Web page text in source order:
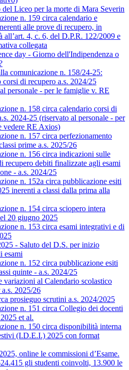
Liceo per la morte di Mara Severin
n. 159 circa calendario e
alle prove di recupero, in
all’art. 4, c. 6, del D.P.R. 122/2009 e
collegata
day - Giorno dell'Indipendenza o
comunicazione n. 158/24-25:
corsi di recupero a.s. 2024/25
personale - per le famiglie v. RE
n. 158 circa calendario corsi di
2024-25 (riservato al personale - per
vedere RE Axios)
n. 157 circa perfezionamento
prime a.s. 2025/26
n. 156 circa indicazioni sulle
recupero debiti finalizzate agli esami
- a.s. 2024/25
n. 152a circa pubblicazione esiti
inerenti a classi dalla prima alla
n. 154 circa sciopero intera
20 giugno 2025
n. 153 circa esami integrativi e di
- Saluto del D.S. per inizio
esami
n. 152 circa pubblicazione esiti
quinte - a.s. 2024/25
variazioni al Calendario scolastico
2025/26
prosieguo scrutini a.s. 2024/2025
n. 151 circa Collegio dei docenti
et al.
n. 150 circa disponibilità interna
(I.D.E.I.) 2025 con format
online le commissioni d’Esame.
gli studenti coinvolti, 13.900 le